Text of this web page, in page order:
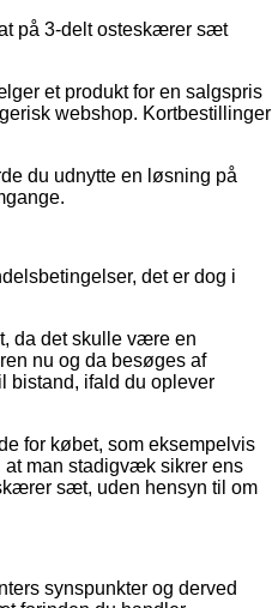
på 3-delt osteskærer sæt
et produkt for en salgspris
webshop. Kortbestillinger
du udnytte en løsning på
det er dog i
da det skulle være en
nu og da besøges af
bistand, ifald du oplever
for købet, som eksempelvis
at man stadigvæk sikrer ens
sæt, uden hensyn til om
synspunkter og derved